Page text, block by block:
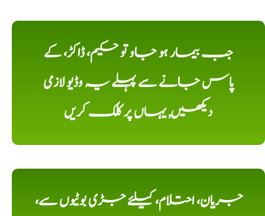
جب بیمار ہو جاو تو حکیم، ڈاکڑ، کے
پاس جانے سے پہلے یہ وڈیو لازمی
دیکھیں, یہاں پر کلک کریں
جریان، احتلام، کیلئے جڑی بوٹیوں سے،